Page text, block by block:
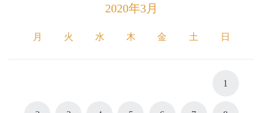
2020年3月
月 火 水 木 金 土 日
1